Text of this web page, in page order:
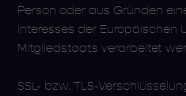
Person oder aus Gründen
Interesses der Europäischen
Mitgliedstaats verarbeitet
SSL- bzw. TLS-